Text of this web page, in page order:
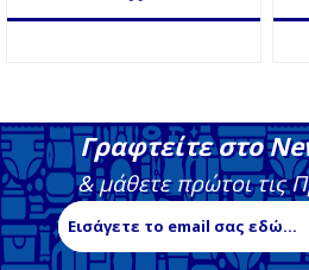
Γραφτείτε στο
& μάθετε πρώτοι τις